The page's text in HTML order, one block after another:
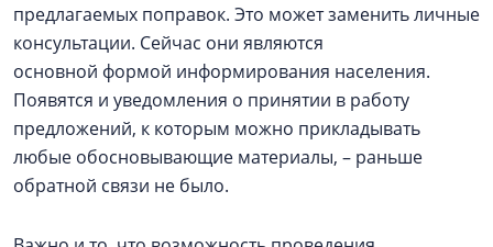
предлагаемых поправок. Это может заменить личные
консультации. Сейчас они являются
основной формой информирования населения.
Появятся и уведомления о принятии в работу
предложений, к которым можно прикладывать
любые обосновывающие материалы, – раньше
обратной связи не было.